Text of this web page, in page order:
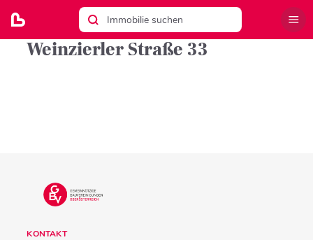
Weinzierler Straße 33
KONTAKT